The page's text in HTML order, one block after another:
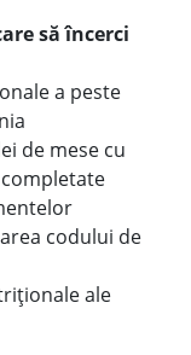
să încerci
a peste
de mese cu
codului de
ale